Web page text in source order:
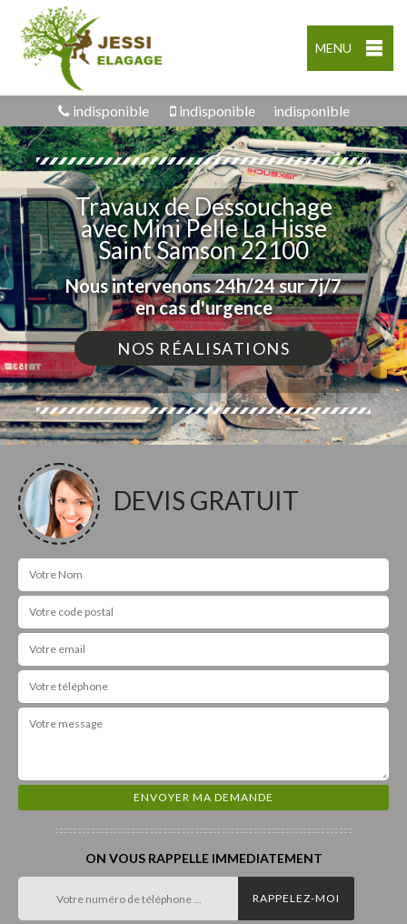
MENU
indisponible indisponible indisponible
Travaux de Dessouchage
avec Mini Pelle La Hisse
Saint Samson 22100
Nous intervenons 24h/24 sur 7j/7
en cas d'urgence
NOS RÉALISATIONS
DEVIS GRATUIT
ON VOUS RAPPELLE IMMEDIATEMENT